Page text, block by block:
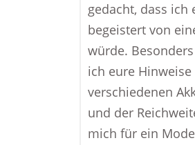
gedacht, dass ich
begeistert von
würde.
ich eure Hinweise
verschiedenen
und der
mich für ein